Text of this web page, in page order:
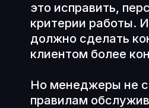
это исправить,
критерии работы.
должно сделать
клиентом более
Но менеджеры не
правилам